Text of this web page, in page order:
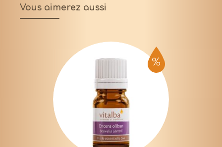
Vous aimerez aussi